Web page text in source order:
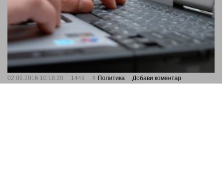
02.09.2016 10:18:20 1449 Политика Добави коментар